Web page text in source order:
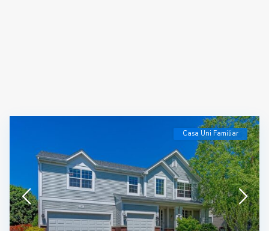
Casa Uni Familiar